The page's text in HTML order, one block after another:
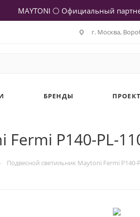
MAYTONI ⚪ Официальный
г. Москва,
БРЕНДЫ
P140-PL-
Подвесной светильник Maytoni Fermi P140-